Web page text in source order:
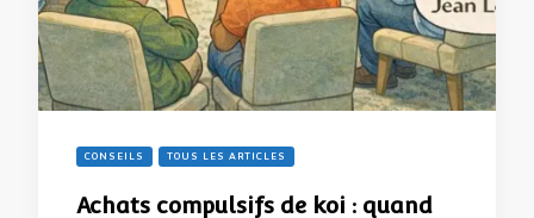
CONSEILS TOUS LES ARTICLES
Achats compulsifs de koi : quand